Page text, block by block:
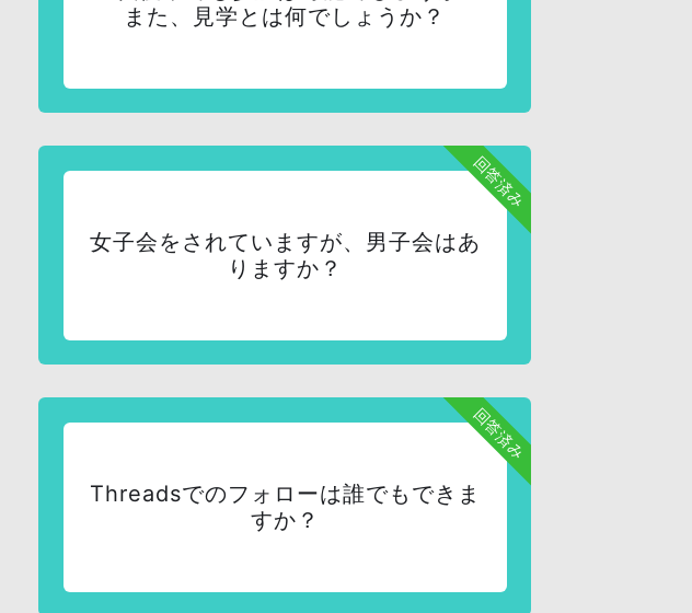
また、見学とは何でしょうか？
回答済み
女子会をされていますが、男子会はあ
りますか？
回答済み
Threadsでのフォローは誰でもできま
すか？